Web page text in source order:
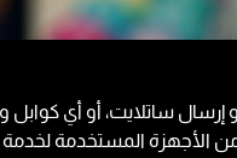
إرسال ساتلايت، أو أي
الأجهزة المستخدمة لخدمة